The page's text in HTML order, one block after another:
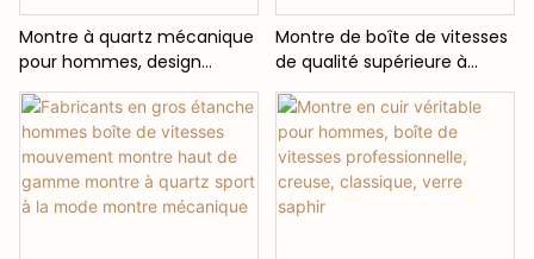
Montre à quartz mécanique
pour hommes, design
créatif, tendance,
multifonctionnelle, vente en
gros d'usine
Montre de boîte de vitesses
de qualité supérieure à
vendre montre intelligente
en cuir ronde étanche